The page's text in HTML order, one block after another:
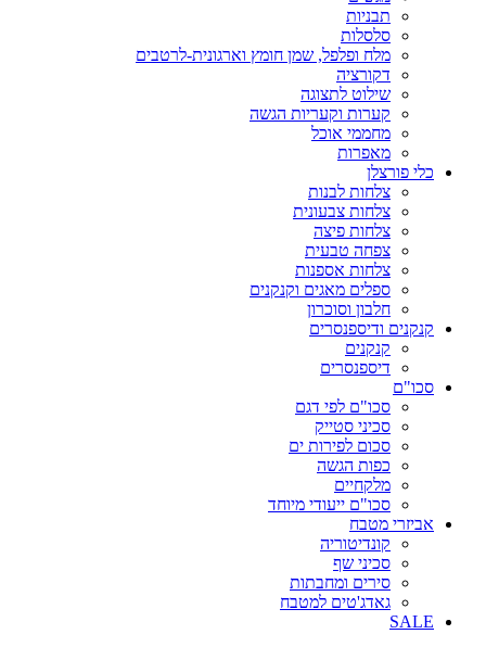
תבניות
סלסלות
מלח ופלפל, שמן חומץ וארגונית-לרטבים
דקורציה
שילוט לתצוגה
קערות וקעריות הגשה
מחממי אוכל
מאפרות
כלי פורצלן
צלחות לבנות
צלחות צבעונית
צלחות פיצה
צפחה טבעית
צלחות אספנות
ספלים מאגים וקנקנים
חלבון וסוכרון
קנקנים ודיספנסרים
קנקנים
דיספנסרים
סכו"ם
סכו"ם לפי דגם
סכיני סטייק
סכום לפירות ים
כפות הגשה
מלקחיים
סכו"ם ייעודי מיוחד
אביזרי מטבח
קונדיטוריה
סכיני שף
סירים ומחבתות
גאדג'טים למטבח
SALE